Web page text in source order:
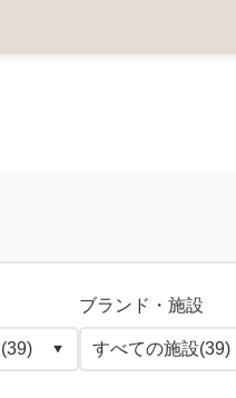
ブランド・施設